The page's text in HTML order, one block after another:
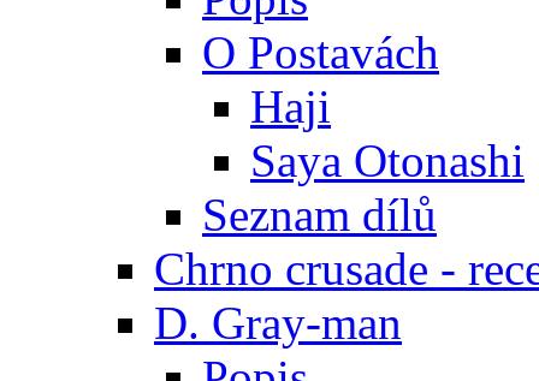
O Postavách
Haji
Saya Otonashi
Seznam dílů
Chrno crusade -
D. Gray-man